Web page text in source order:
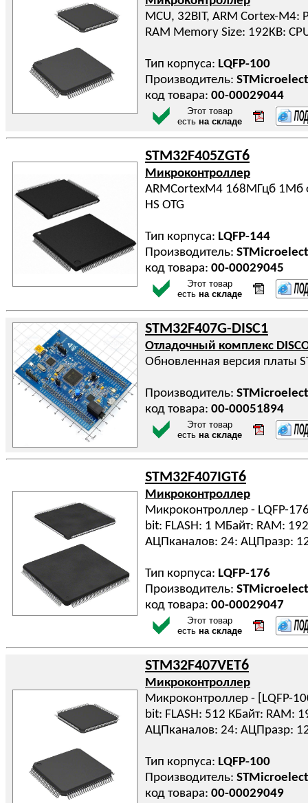
MCU, 32BIT, ARM Cortex-
RAM Memory Size: 192KB:
Тип корпуса: LQFP-100
Производитель:
код товара: 00-00029044
Этот товар
есть на складе
STM32F405ZGT6
Микроконтроллер
ARMCortexM4 168МГцб 1Мб
HS OTG
Тип корпуса: LQFP-144
Производитель:
код товара: 00-00029045
Этот товар
есть на складе
STM32F407G-DISC1
Отладочный комплекс
Обновленная версия платы
Производитель:
код товара: 00-00051894
Этот товар
есть на складе
STM32F407IGT6
Микроконтроллер
Микроконтроллер - LQFP-
bit: FLASH: 1 МБайт: RAM:
АЦПканалов: 24: АЦПразр:
Тип корпуса: LQFP-176
Производитель:
код товара: 00-00029047
Этот товар
есть на складе
STM32F407VET6
Микроконтроллер
Микроконтроллер - [LQFP-
bit: FLASH: 512 КБайт: RAM:
АЦПканалов: 24: АЦПразр:
Тип корпуса: LQFP-100
Производитель:
код товара: 00-00029049